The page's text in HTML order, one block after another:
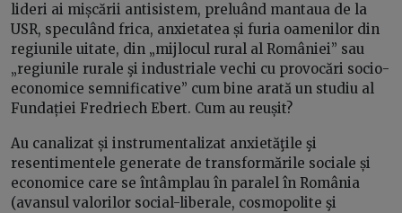
lideri ai mișcării antisistem, preluând mantaua de la
USR, speculând frica, anxietatea și furia oamenilor din
regiunile uitate, din „mijlocul rural al României” sau
„regiunile rurale şi industriale vechi cu provocări socio-
economice semnificative” cum bine arată un studiu al
Fundației Fredriech Ebert. Cum au reușit?
Au canalizat și instrumentalizat anxietăţile şi
resentimentele generate de transformările sociale și
economice care se întâmplau în paralel în România
(avansul valorilor social-liberale, cosmopolite şi